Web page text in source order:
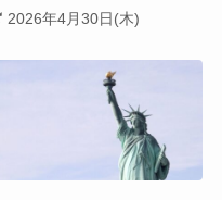
2026年4月30日(木)